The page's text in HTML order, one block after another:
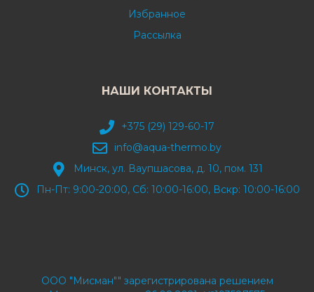
Избранное
Рассылка
НАШИ КОНТАКТЫ
+375 (29) 129-60-17
info@aqua-thermo.by
Минск, ул. Ваупшасова, д. 10, пом. 131
Пн-Пт: 9:00-20:00, Сб: 10:00-16:00, Вскр: 10:00-16:00
ООО "Мисман"" зарегистрирована решением